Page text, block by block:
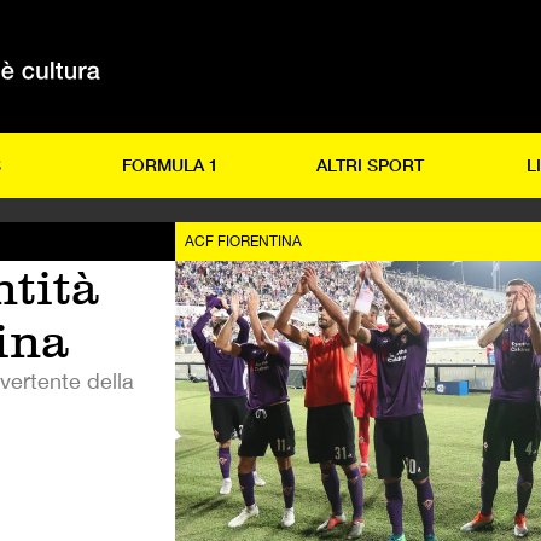
FORMULA 1 ALTRI SPORT
della
ACF FIORENTINA